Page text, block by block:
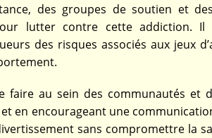
des groupes de soutien et
lutter contre cette addiction.
des risques associés aux jeux
faire au sein des communautés et
en encourageant une
sans compromettre la